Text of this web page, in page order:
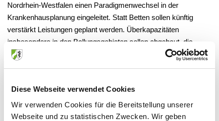
Diese Webseite verwendet Cookies
Wir verwenden Cookies für die Bereitstellung unserer
Webseite und zu statistischen Zwecken. Wir geben
Nordrhein-Westfalen einen Paradigmenwechsel in der
Krankenhausplanung eingeleitet. Statt Betten sollen künftig
verstärkt Leistungen geplant werden. Überkapazitäten
insbesondere in den Ballungsgebieten sollen abgebaut, die
Spezialisierung bei komplexen medizinischen Leistungen
Diese Ziele, so die Kammerversammlung, seien durchaus
kompatibel zu den von der Regierungskommission vorgestellten